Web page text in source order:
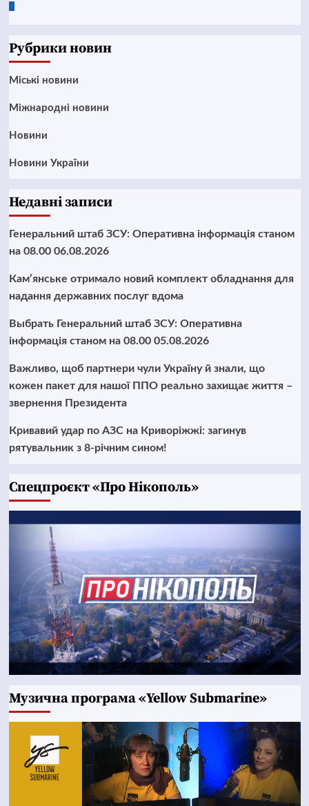
Google
Рубрики новин
Mіські новини
Міжнародні новини
Новини
Новини України
Недавні записи
Генеральний штаб ЗСУ: Оперативна інформація станом
на 08.00 06.08.2026
Кам’янське отримало новий комплект обладнання для
надання державних послуг вдома
Выбрать Генеральний штаб ЗСУ: Оперативна
інформація станом на 08.00 05.08.2026
Важливо, щоб партнери чули Україну й знали, що
кожен пакет для нашої ППО реально захищає життя –
звернення Президента
Кривавий удар по АЗС на Криворіжжі: загинув
рятувальник з 8-річним сином!
Cпецпроєкт «Про Нікополь»
Музична програма «Yellow Submarine»